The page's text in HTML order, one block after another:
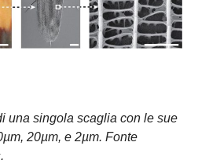
una singola scaglia con le sue
20µm, e 2µm. Fonte